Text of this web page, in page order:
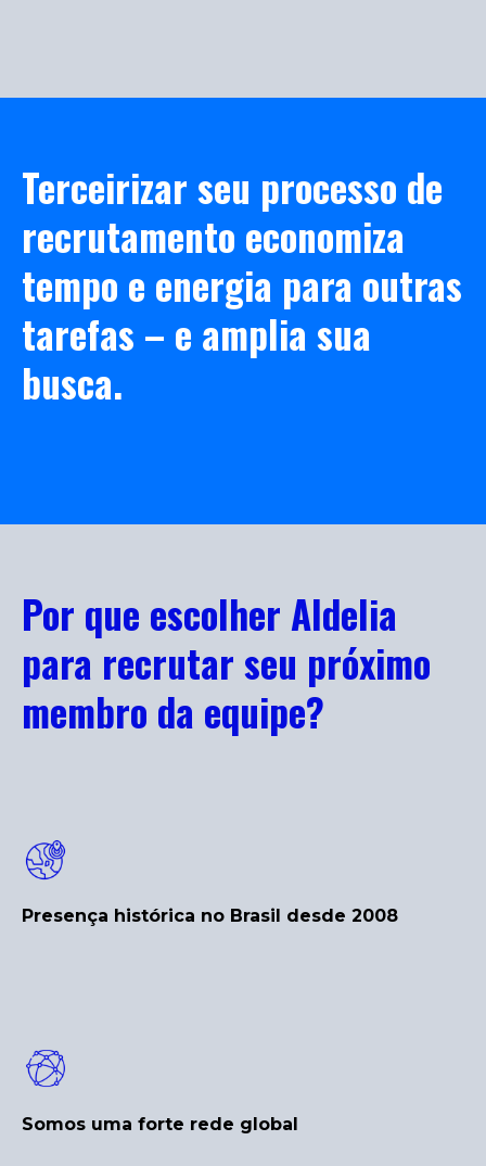
Terceirizar seu processo de
recrutamento economiza
tempo e energia para outras
tarefas – e amplia sua
busca.
Por que escolher Aldelia
para recrutar seu próximo
membro da equipe?
Presença histórica no Brasil desde 2008
Somos uma forte rede global